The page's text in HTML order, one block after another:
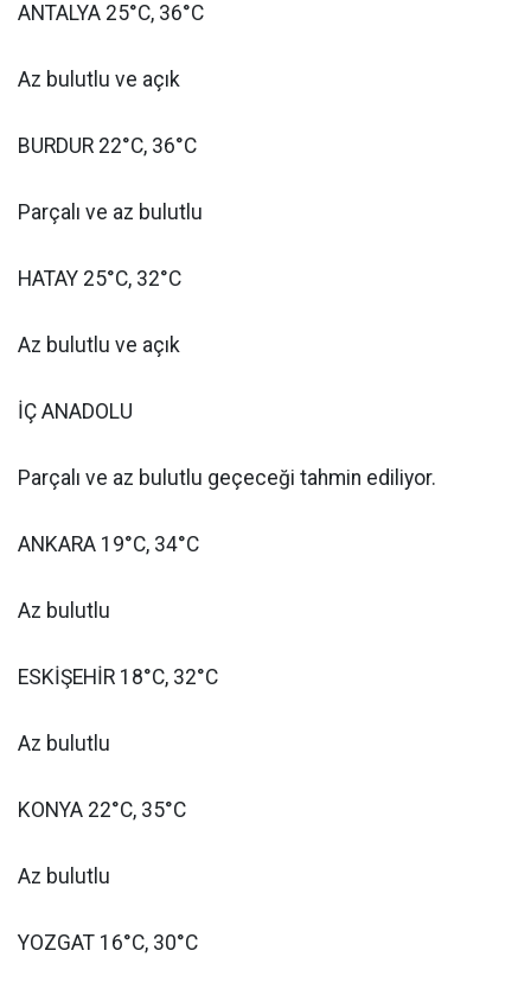
ANTALYA 25°C, 36°C
Az bulutlu ve açık
BURDUR 22°C, 36°C
Parçalı ve az bulutlu
HATAY 25°C, 32°C
Az bulutlu ve açık
İÇ ANADOLU
Parçalı ve az bulutlu geçeceği tahmin ediliyor.
ANKARA 19°C, 34°C
Az bulutlu
ESKİŞEHİR 18°C, 32°C
Az bulutlu
KONYA 22°C, 35°C
Az bulutlu
YOZGAT 16°C, 30°C